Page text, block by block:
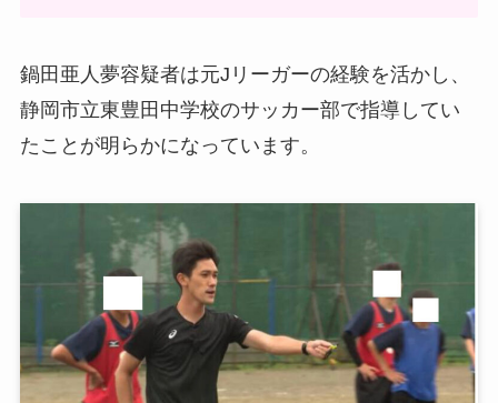
鍋田亜人夢容疑者は元Jリーガーの経験を活かし、
静岡市立東豊田中学校のサッカー部で指導してい
たことが明らかになっています。